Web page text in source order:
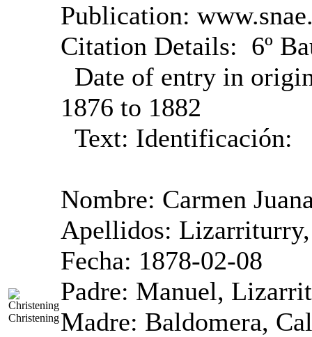
Christening
Publication:
Citation Details: 6º
Date of entry in
1876 to 1882
Text: Identificación:
Nombre: Carmen
Apellidos:
Fecha: 1878-02-08
Padre: Manuel,
Madre: Baldomera,